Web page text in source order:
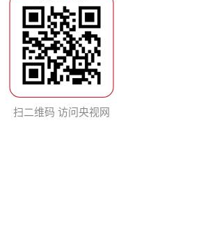
扫二维码 访问央视网